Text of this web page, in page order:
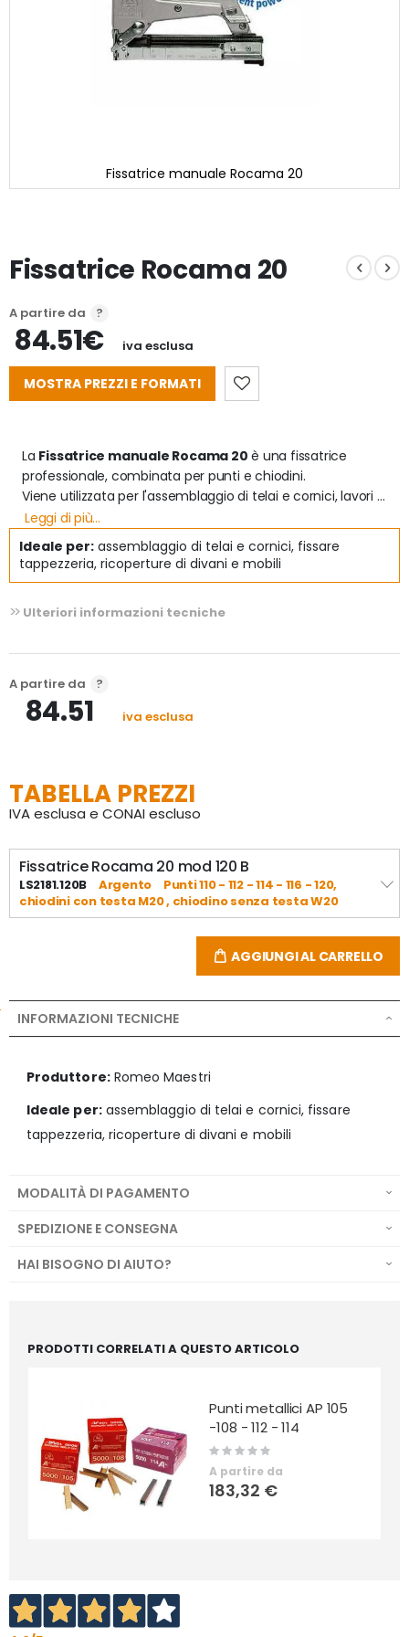
Fissatrice manuale Rocama 20
di
immagini
Fissatrice Rocama 20
A partire da
84.51€ iva esclusa
MOSTRA PREZZI E FORMATI
La Fissatrice manuale Rocama 20 è una fissatrice
professionale, combinata per punti e chiodini.
Viene utilizzata per l'assemblaggio di telai e cornici, lavori
di decorazione, fissare tappezzeria, ricoperture di divani e
mobili,  fissare tutti i tipi di carta e stoffa, zoccolini, profili in
legno, stands, arredamento negozi.
- carrello di studio esclusivo MAESTRI costruito
l'utilizzo di tutte le altezze dei punti previste senza nessun
tipo di regolazione.
- regolazione di potenza, che rappresenta un'alternativa
più economica alle fissatrici pneumatiche.
previste su legno duro (es. faggio).
- caricamento posteriore con spingipunto rotante
- Leggera : solo 690 gr contro 800-880 delle fissatrici della
stessa categoria.
GARANZIA: 2 anni.
Leggi di più...
Ideale per: assemblaggio di telai e cornici, fissare
tappezzeria, ricoperture di divani e mobili
Ulteriori informazioni tecniche
A partire da
84.51 iva esclusa
TABELLA PREZZI
IVA esclusa e CONAI escluso
Fissatrice Rocama 20 mod 120 B
LS2181.120B Argento
Punti 110 - 112 - 114 - 116 - 120,
chiodini con testa M20 , chiodino senza testa W20
AGGIUNGI AL CARRELLO
INFORMAZIONI TECNICHE
Produttore:Romeo Maestri
Ideale per:assemblaggio di telai e cornici, fissare
tappezzeria, ricoperture di divani e mobili
MODALITÀ DI PAGAMENTO
SPEDIZIONE E CONSEGNA
HAI BISOGNO DI AIUTO?
PRODOTTI CORRELATI A QUESTO ARTICOLO
Punti metallici AP 105
-108 - 112 - 114
Rating:
0%
A partire da
183,32 €